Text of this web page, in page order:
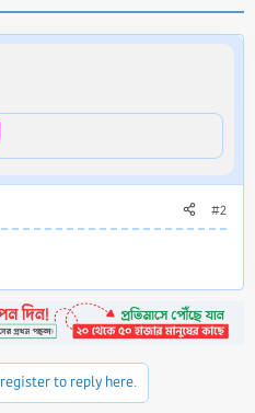
#2
to reply here.